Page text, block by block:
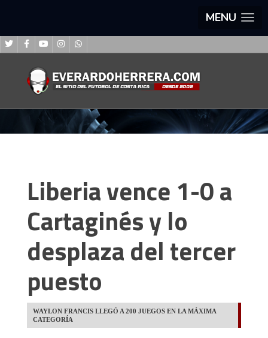
MENU
Liberia vence 1-0 a
Cartaginés y lo
desplaza del tercer
puesto
WAYLON FRANCIS LLEGÓ A 200 JUEGOS EN LA MÁXIMA
CATEGORÍA